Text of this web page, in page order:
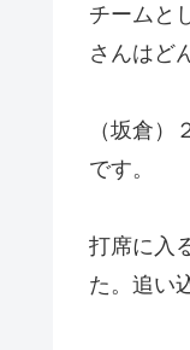
チームと
さんはど
（坂倉
です。
打席に入
た。追い